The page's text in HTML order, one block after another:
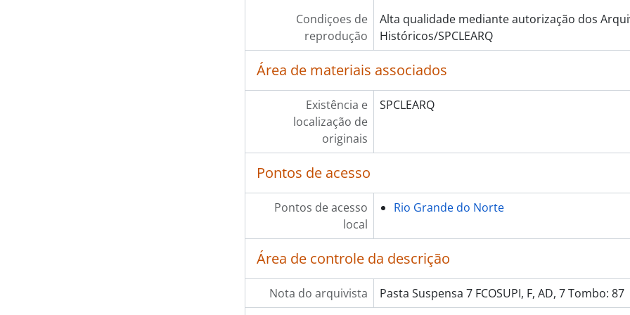
Condiçoes de
reprodução
Alta qualidade mediante autorização dos
Históricos/SPCLEARQ
Área de materiais associados
Existência e
localização de
originais
SPCLEARQ
Pontos de acesso
Pontos de acesso
local
Rio Grande do Norte
Área de controle da descrição
Nota do arquivista Pasta Suspensa 7 FCOSUPI, F, AD, 7 Tombo: 87